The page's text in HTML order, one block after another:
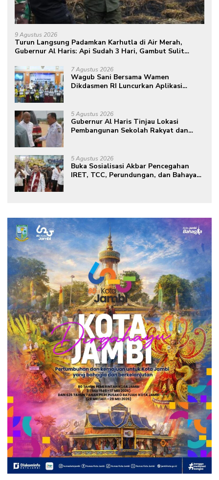
9 Agustus 2026
Turun Langsung Padamkan Karhutla di Air Merah,
Gubernur Al Haris: Api Sudah 3 Hari, Gambut Sulit
7 Agustus 2026
Wagub Sani Bersama Wamen
Dikdasmen RI Luncurkan Aplikasi
5 Agustus 2026
Gubernur Al Haris Tinjau Lokasi
Pembangunan Sekolah Rakyat dan
5 Agustus 2026
Buka Sosialisasi Akbar Pencegahan
IRET, TCC, Perundungan, dan Bahaya